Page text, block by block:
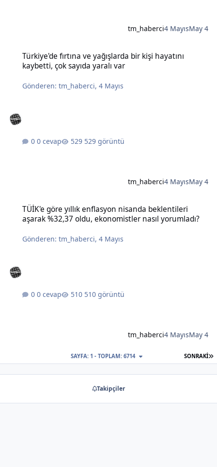
tm_haberci4 MayısMay 4
Türkiye'de fırtına ve yağışlarda bir kişi hayatını
kaybetti, çok sayıda yaralı var
Gönderen:tm_haberci,4 Mayıs
0 cevap 529 görüntü
tm_haberci4 MayısMay 4
TÜİK'e göre yıllık enflasyon nisanda beklentileri
aşarak %32,37 oldu, ekonomistler nasıl yorumladı?
Gönderen:tm_haberci,4 Mayıs
0 cevap 510 görüntü
tm_haberci4 MayısMay 4
SONRAKI
SAYFA: 1 - TOPLAM: 6714
Takipçiler